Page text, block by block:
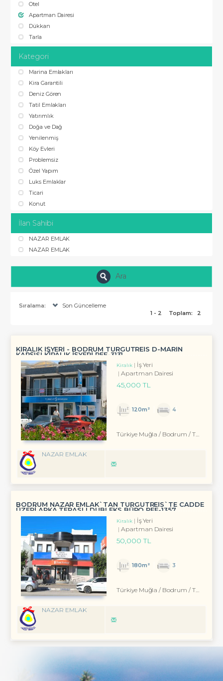
Otel
Apartman Dairesi
Dükkan
Tarla
Kategori
Marina Emlakları
Kira Garantili
Deniz Gören
Tatil Emlakları
Yatırımlık
Doğa ve Dağ
Yenilenmiş
Köy Evleri
Problemsiz
Özel Yapım
Luks Emlaklar
Ticari
Konut
İlan Sahibi
NAZAR EMLAK
NAZAR EMLAK
Ara
Sıralama:
Son Güncelleme
1 - 2
Toplam: 2
KİRALIK İŞYERİ - BODRUM TURGUTREİS D-MARİN
KARŞISI KİRALIK İŞYERİ REF-3131
Kiralık
İş Yeri
Apartman Dairesi
45,000 TL
120m² 4
Türkiye Muğla / Bodrum / Turgutreis
NAZAR EMLAK
BODRUM NAZAR EMLAK`TAN TURGUTREİS`TE CADDE
ÜZERİ ARKA TERASLI DUBLEKS BÜRO REF-1357
Kiralık
İş Yeri
Apartman Dairesi
50,000 TL
180m² 3
Türkiye Muğla / Bodrum / Turgutreis
NAZAR EMLAK